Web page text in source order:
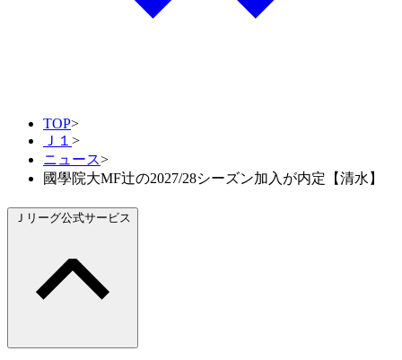
TOP>
Ｊ１ >
ニュース>
國學院大MF辻の2027/28シーズン加入が内定【清水】
Ｊリーグ公式サービス